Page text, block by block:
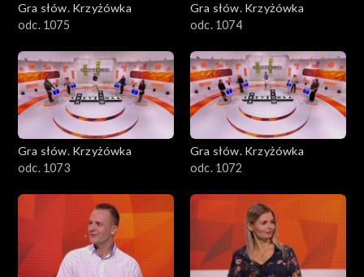
Gra słów. Krzyżówka
odc. 1075
Gra słów. Krzyżówka
odc. 1074
Gra słów. Krzyżówka
odc. 1073
Gra słów. Krzyżówka
odc. 1072